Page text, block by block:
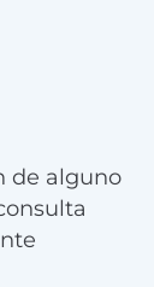
de alguno